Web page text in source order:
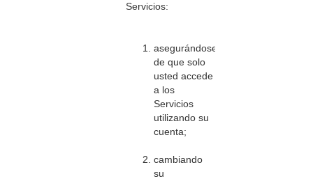
Servicios:
asegurándose
de que solo
usted accede
a los
Servicios
utilizando su
cuenta;
cambiando
su